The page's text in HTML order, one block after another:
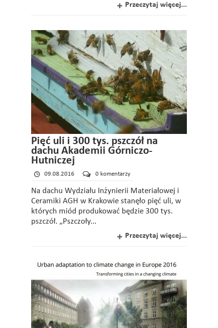
Przeczytaj więcej...
Pięć uli i 300 tys. pszczół na
dachu Akademii Górniczo-
Hutniczej
09.08.2016 0 komentarzy
Na dachu Wydziału Inżynierii Materiałowej i
Ceramiki AGH w Krakowie stanęło pięć uli, w
których miód produkować będzie 300 tys.
pszczół. „Pszczoły...
Przeczytaj więcej...